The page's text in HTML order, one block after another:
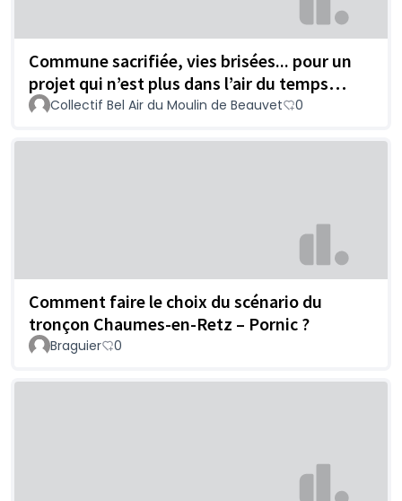
Commune sacrifiée, vies brisées... pour un
projet qui n’est plus dans l’air du temps…
Collectif Bel Air du Moulin de Beauvet 0
Comment faire le choix du scénario du
tronçon Chaumes-en-Retz – Pornic ?
Braguier 0